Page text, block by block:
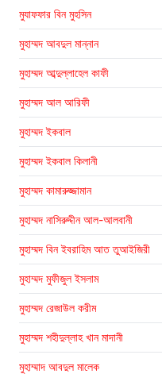
মুযাফফার বিন মুহসিন
মুহাম্মদ আবদুল মান্নান
মুহাম্মদ আব্দুল্লাহেল কাফী
মুহাম্মদ আল আরিফী
মুহাম্মদ ইকবাল
মুহাম্মদ ইকবাল কিলানী
মুহাম্মদ কামারুজ্জামান
মুহাম্মদ নাসিরুদ্দীন আল-আলবানী
মুহাম্মদ বিন ইবরাহিম আত তুআইজিরী
মুহাম্মদ মুফীজুল ইসলাম
মুহাম্মদ রেজাউল করীম
মুহাম্মদ শহীদুল্লাহ খান মাদানী
মুহাম্মাদ আবদুল মালেক